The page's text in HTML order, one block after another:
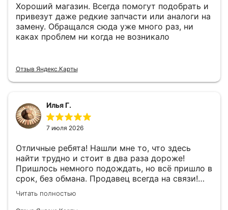
Хороший магазин. Всегда помогут подобрать и
привезут даже редкие запчасти или аналоги на
замену. Обращался сюда уже много раз, ни
каках проблем ни когда не возникало
Отзыв Яндекс.Карты
Илья Г.
7 июля 2026
Отличные ребята! Нашли мне то, что здесь
найти трудно и стоит в два раза дороже!
Пришлось немного подождать, но всё пришло в
срок, без обмана. Продавец всегда на связи!
Буду ещё обращаться! 👍
Читать полностью